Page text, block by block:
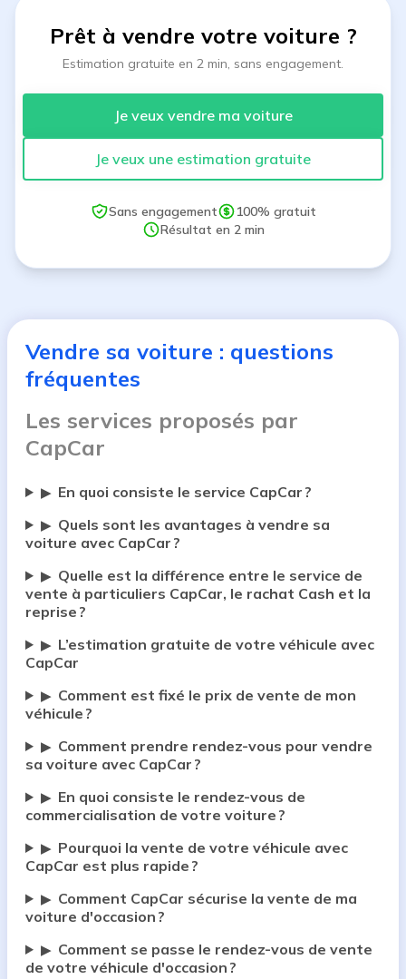
Prêt à vendre votre voiture ?
Estimation gratuite en 2 min, sans engagement.
Je veux vendre ma voiture
Je veux une estimation gratuite
Sans engagement
100% gratuit
Résultat en 2 min
Vendre sa voiture : questions
fréquentes
Les services proposés par
CapCar
▶ En quoi consiste le service CapCar ?
▶ Quels sont les avantages à vendre sa
voiture avec CapCar ?
▶ Quelle est la différence entre le service de
vente à particuliers CapCar, le rachat Cash et la
reprise ?
▶ L’estimation gratuite de votre véhicule avec
CapCar
▶ Comment est fixé le prix de vente de mon
véhicule ?
▶ Comment prendre rendez-vous pour vendre
sa voiture avec CapCar ?
▶ En quoi consiste le rendez-vous de
commercialisation de votre voiture ?
▶ Pourquoi la vente de votre véhicule avec
CapCar est plus rapide ?
▶ Comment CapCar sécurise la vente de ma
voiture d'occasion ?
▶ Comment se passe le rendez-vous de vente
de votre véhicule d'occasion ?